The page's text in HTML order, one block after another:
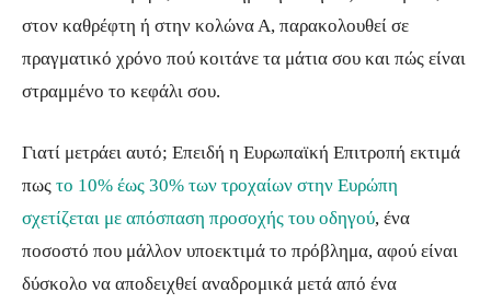
στον καθρέφτη ή στην κολώνα Α, παρακολουθεί σε
πραγματικό χρόνο πού κοιτάνε τα μάτια σου και πώς είναι
στραμμένο το κεφάλι σου.
Γιατί μετράει αυτό; Επειδή η Ευρωπαϊκή Επιτροπή εκτιμά
πως το 10% έως 30% των τροχαίων στην Ευρώπη
σχετίζεται με απόσπαση προσοχής του οδηγού, ένα
ποσοστό που μάλλον υποεκτιμά το πρόβλημα, αφού είναι
δύσκολο να αποδειχθεί αναδρομικά μετά από ένα